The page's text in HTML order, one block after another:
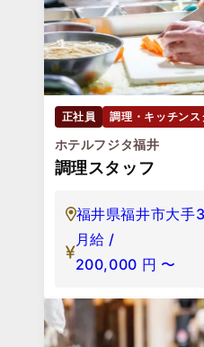
正社員 調理・キッチンス
ホテルフジタ福井
調理スタッフ
福井県福井市大
月給 /
200,000 円 〜